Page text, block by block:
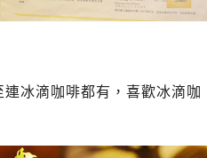
冰滴咖啡都有，喜歡冰滴咖